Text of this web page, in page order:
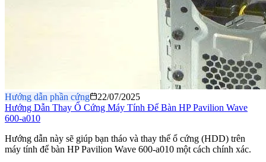
Hướng dẫn phần cứng
22/07/2025
Hướng Dẫn Thay Ổ Cứng Máy Tính Để Bàn HP Pavilion Wave
600-a010
Hướng dẫn này sẽ giúp bạn tháo và thay thế ổ cứng (HDD) trên
máy tính để bàn HP Pavilion Wave 600-a010 một cách chính xác.